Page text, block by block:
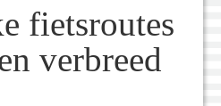
fietsroutes
verbreed